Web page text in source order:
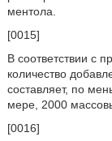
ментола.
[0015]
В соответствии с
количество
составляет, по
мере, 2000
[0016]